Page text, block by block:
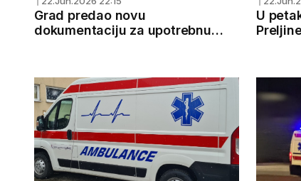
Grad predao novu
dokumentaciju za upotrebnu
U